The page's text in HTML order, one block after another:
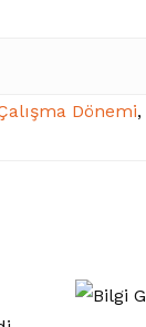
Dönemi,